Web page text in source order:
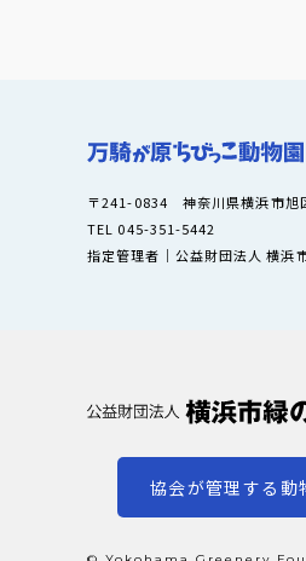
〒241-0834 神奈川県横浜市旭
TEL 045-351-5442
指定管理者｜公益財団法人 横浜
協会が管理する